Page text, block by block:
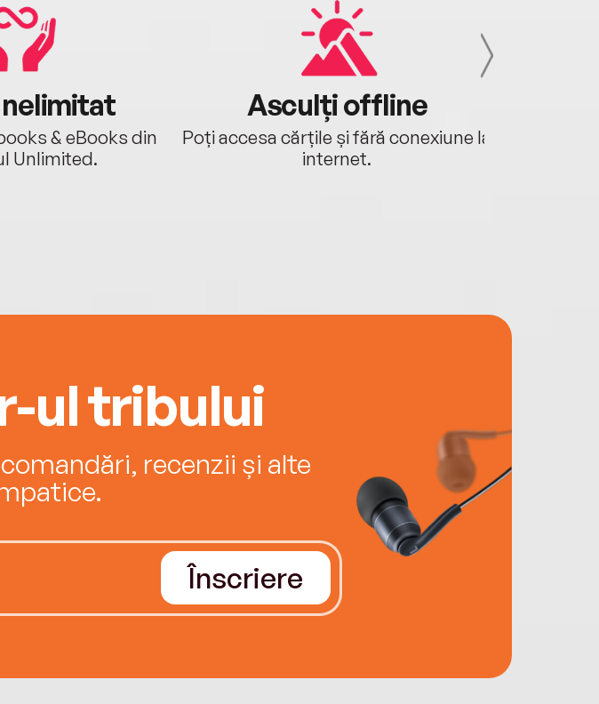
& eBooks din
Unlimited.
Asculți offline
Poți accesa cărțile și fără conexiune la
internet.
ul tribului
recenzii și alte
Înscriere